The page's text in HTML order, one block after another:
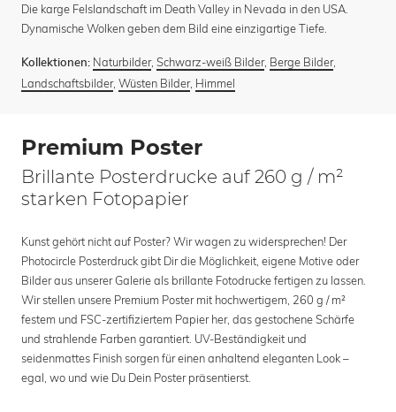
Die karge Felslandschaft im Death Valley in Nevada in den USA.
Dynamische Wolken geben dem Bild eine einzigartige Tiefe.
Kollektionen: Naturbilder, Schwarz-weiß Bilder, Berge Bilder,
Landschaftsbilder, Wüsten Bilder, Himmel
Premium Poster
Brillante Posterdrucke auf 260 g / m²
starken Fotopapier
Kunst gehört nicht auf Poster? Wir wagen zu widersprechen! Der
Photocircle Posterdruck gibt Dir die Möglichkeit, eigene Motive oder
Bilder aus unserer Galerie als brillante Fotodrucke fertigen zu lassen.
Wir stellen unsere Premium Poster mit hochwertigem, 260 g / m²
festem und FSC-zertifiziertem Papier her, das gestochene Schärfe
und strahlende Farben garantiert. UV-Beständigkeit und
seidenmattes Finish sorgen für einen anhaltend eleganten Look –
egal, wo und wie Du Dein Poster präsentierst.